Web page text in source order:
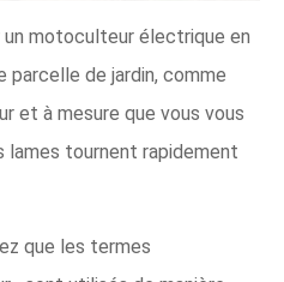
motoculteur électrique en
parcelle de jardin, comme
et à mesure que vous vous
lames tournent rapidement
que les termes